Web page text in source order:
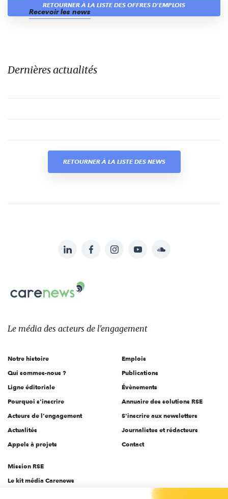
Recevoir les news
RETOURNER À LA LISTE DES OFFRES D'EMPLOIS
Dernières actualités
RETOURNER À LA LISTE DES NEWS
sur:
LinkedInFacebookInstagramYouTubeSoundcloud
Le
des
l'engagement
Le média des acteurs de l'engagement
Notre histoire
Qui sommes-nous ?
Ligne éditoriale
Pourquoi s'inscrire
Acteurs de l'engagement
Actualités
Appels à projets
Emplois
Publications
Évènements
Annuaire des solutions RSE
S'inscrire aux newsletters
Journalistes et rédacteurs
Contact
Mission RSE
Le kit média Carenews